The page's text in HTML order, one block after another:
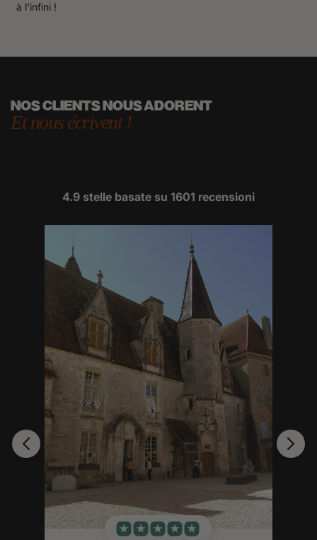
à l'infini !
NOS CLIENTS NOUS ADORENT
Et nous écrivent !
4.9 stelle basate su 1601 recensioni
Stéphanie A.
Dall'ordine alla consegna, tutto è
stato perfetto. Per quanto riguarda la
fotocamera, sono entusiasta. Sono
rimasto molto sorpreso dalla qualità.
Il trasferimento delle foto sul mio